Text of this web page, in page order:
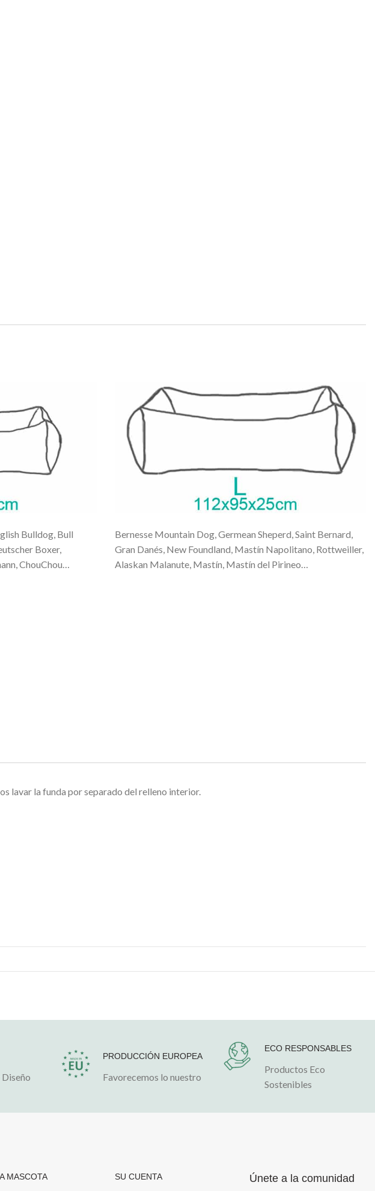
Bulldog, Bull
Boxer,
ChouChou…
Bernesse Mountain Dog, Germean Sheperd, Saint Bernard,
Gran Danés, New Foundland, Mastín Napolitano, Rottweiller,
Alaskan Malanute, Mastín, Mastín del Pirineo…
lavar la funda por separado del relleno interior.
PRODUCCIÓN EUROPEA
Favorecemos lo nuestro
ECO RESPONSABLES
Productos Eco
Sostenibles
MASCOTA SU CUENTA
Únete a la comunidad